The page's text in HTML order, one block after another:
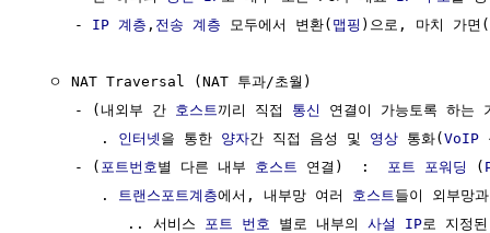
     -
IP 계층 , 전송 계층 모두에서 변환( 맵핑 )으로, 마치 가면
  ㅇ NAT Traversal (NAT 투과/초월)
     - (내외부 간
호스트끼리 직접 통신
연결이 가능토록 하는
        .
인터넷 을 통한 양자간 직접 음성 및 영상 통화(VoIP
     - (
포트번호별 다른 내부 호스트 연결)  : 포트 포워딩 (
        .
트랜스포트계층에서, 내부망 여러 호스트 들이 외부망
           .. 서비스
포트 번호 별로 내부의 사설 IP로 지정